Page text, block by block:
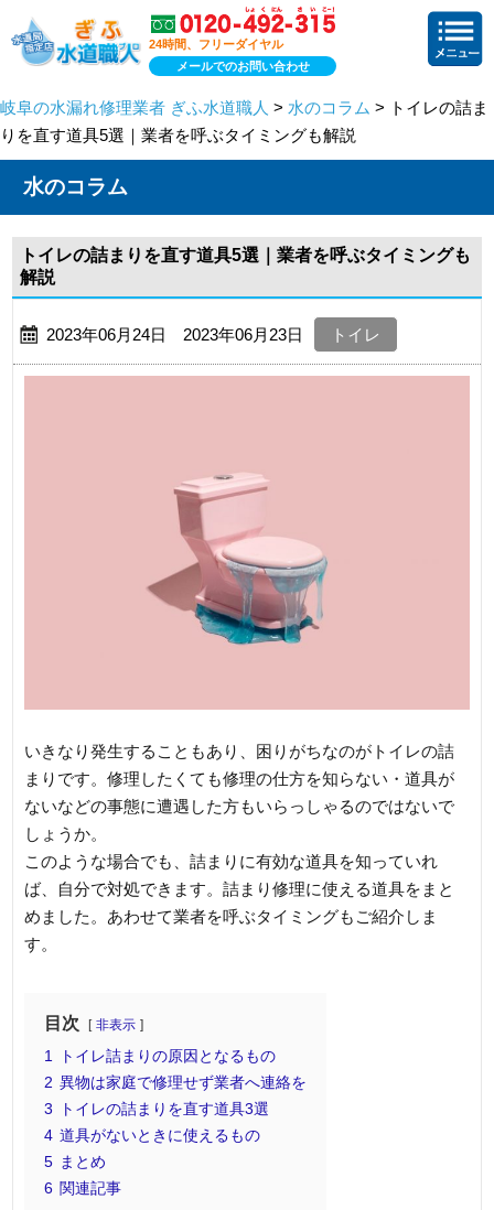
24時間、フリーダイヤル
メールでのお問い合わせ
岐阜の水漏れ修理業者 ぎふ水道職人 > 水のコラム > トイレの詰ま
りを直す道具5選｜業者を呼ぶタイミングも解説
水のコラム
トイレの詰まりを直す道具5選｜業者を呼ぶタイミングも
解説
2023年06月24日 2023年06月23日 トイレ
いきなり発生することもあり、困りがちなのがトイレの詰
まりです。修理したくても修理の仕方を知らない・道具が
ないなどの事態に遭遇した方もいらっしゃるのではないで
しょうか。
このような場合でも、詰まりに有効な道具を知っていれ
ば、自分で対処できます。詰まり修理に使える道具をまと
めました。あわせて業者を呼ぶタイミングもご紹介しま
す。
目次 非表示
1
トイレ詰まりの原因となるもの
2 異物は家庭で修理せず業者へ連絡を
3
トイレの詰まりを直す道具3選
4 道具がないときに使えるもの
5 まとめ
6 関連記事